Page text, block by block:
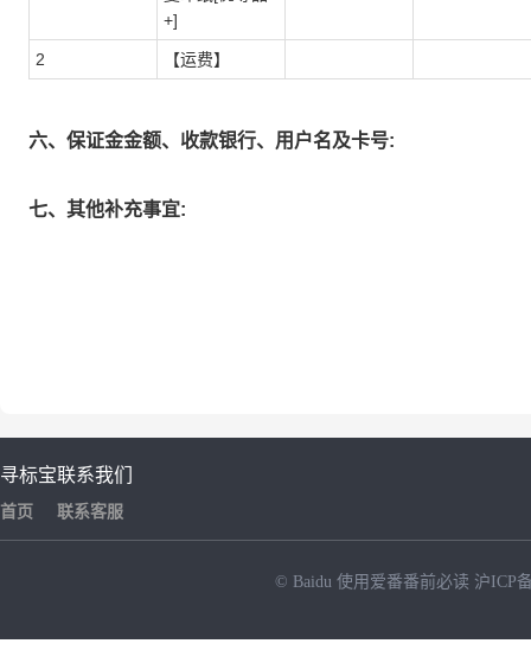
+]
2 【运费】
六、保证金金额、收款银行、用户名及卡号:
七、其他补充事宜:
寻标宝
首页
联系我们
联系客服
© Baidu 使用爱番番前必读 沪ICP